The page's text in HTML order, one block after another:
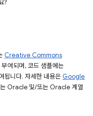
?
Creative Commons
여되며, 코드 샘플에는
됩니다. 자세한 내용은 Google
는 Oracle 및/또는 Oracle 계열